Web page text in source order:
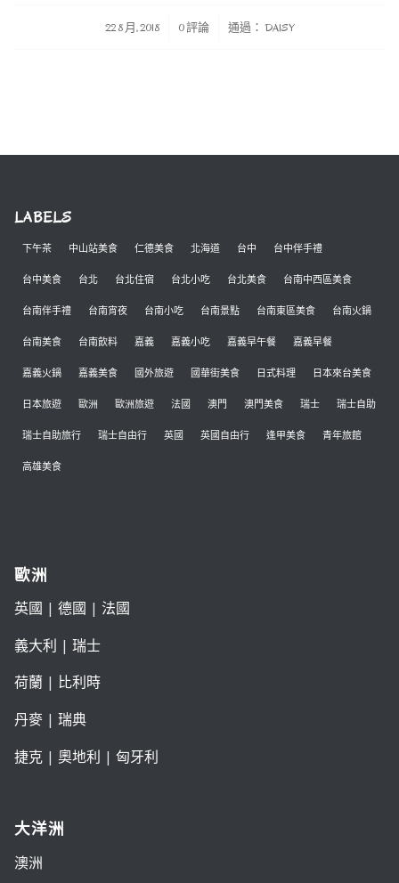
22 8 月, 2018
/ 0 評論 通過： DAISY
LABELS
下午茶 中山站美食 仁德美食 北海道 台中 台中伴手禮
台中美食 台北 台北住宿 台北小吃 台北美食 台南中西區美食
台南伴手禮 台南宵夜 台南小吃 台南景點 台南東區美食 台南火鍋
台南美食 台南飲料 嘉義 嘉義小吃 嘉義早午餐 嘉義早餐
嘉義火鍋 嘉義美食 國外旅遊 國華街美食 日式料理 日本來台美食
日本旅遊 歐洲 歐洲旅遊 法國 澳門 澳門美食 瑞士 瑞士自助
瑞士自助旅行 瑞士自由行 英國 英國自由行 逢甲美食 青年旅館
高雄美食
歐洲
英國 | 德國 | 法國
義大利 | 瑞士
荷蘭| 比利時
丹麥| 瑞典
捷克| 奧地利 | 匈牙利
大洋洲
澳洲